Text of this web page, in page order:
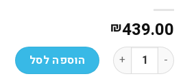
₪439.00
כמות של מארז מנצח כדורסל תא כדור
הוספה לסל